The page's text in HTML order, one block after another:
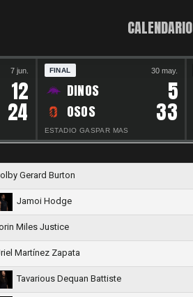
CALENDARIO
7 jun.
12
24
FINAL 30 may.
DINOS 5
OSOS 33
ESTADIO GASPAR MAS
Gerard Burton
Jamoi Hodge
Miles Justice
Martínez Zapata
Tavarious Dequan Battiste